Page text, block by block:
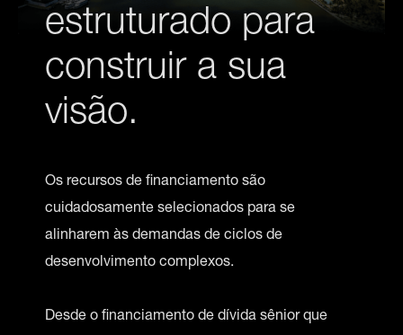
estruturado para
construir a sua
visão.
Os recursos de financiamento são
cuidadosamente selecionados para se
alinharem às demandas de ciclos de
desenvolvimento complexos.
Desde o financiamento de dívida sênior que